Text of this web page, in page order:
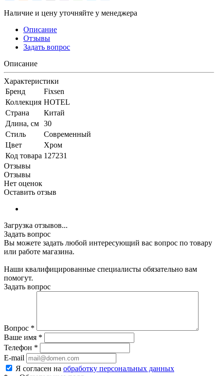
Наличие и цену уточняйте у менеджера
Описание
Отзывы
Задать вопрос
Описание
Характеристики
Бренд
Fixsen
Коллекция HOTEL
Страна
Китай
Длина, см 30
Стиль
Современный
Цвет
Хром
Код товара 127231
Отзывы
Отзывы
Нет оценок
Оставить отзыв
Загрузка отзывов...
Задать вопрос
Вы можете задать любой интересующий вас вопрос по товару
или работе магазина.
Наши квалифицированные специалисты обязательно вам
помогут.
Задать вопрос
Вопрос *
Ваше имя *
Телефон *
E-mail
Я согласен на обработку персональных данных